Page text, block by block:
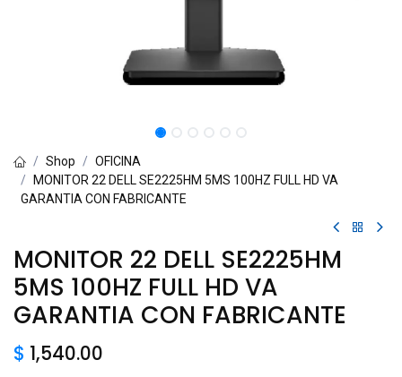
Shop
OFICINA
MONITOR 22 DELL SE2225HM 5MS 100HZ FULL HD VA
GARANTIA CON FABRICANTE
MONITOR 22 DELL SE2225HM
5MS 100HZ FULL HD VA
GARANTIA CON FABRICANTE
$ 1,540.00